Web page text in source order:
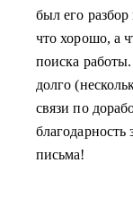
был его
что хорошо, а
поиска
долго
связи по
благодарность
письма!